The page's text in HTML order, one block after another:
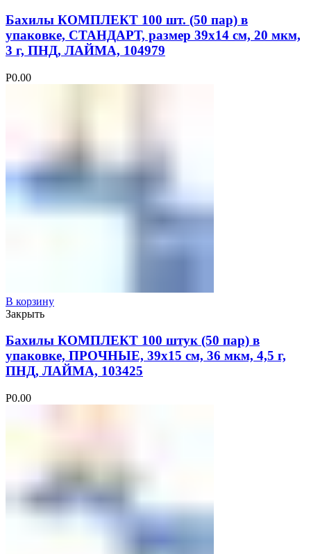
Бахилы КОМПЛЕКТ 100 шт. (50 пар) в
упаковке, СТАНДАРТ, размер 39х14 см, 20 мкм,
3 г, ПНД, ЛАЙМА, 104979
Р0.00
В корзину
Закрыть
Бахилы КОМПЛЕКТ 100 штук (50 пар) в
упаковке, ПРОЧНЫЕ, 39х15 см, 36 мкм, 4,5 г,
ПНД, ЛАЙМА, 103425
Р0.00